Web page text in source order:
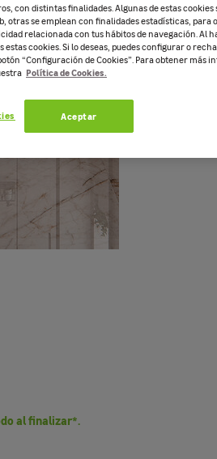
al finalizar*.
con distintas finalidades. Algunas de estas cookies
otras se emplean con finalidades estadísticas, para
relacionada con tus hábitos de navegación. Al
cookies. Si lo deseas, puedes configurar o
“Configuración de Cookies”. Para obtener más
Política de Cookies.
Aceptar